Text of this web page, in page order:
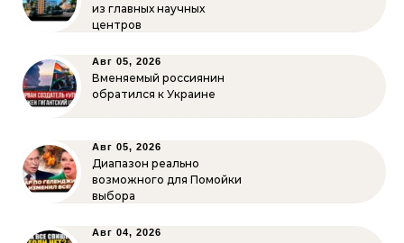
из главных научных
центров
Авг 05, 2026
Вменяемый россиянин
обратился к Украине
Авг 05, 2026
Диапазон реально
возможного для Помойки
выбора
Авг 04, 2026